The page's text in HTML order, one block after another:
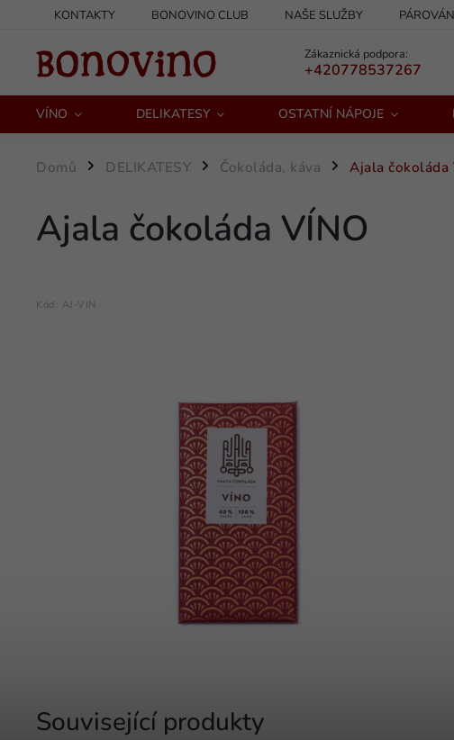
KONTAKTY BONOVINO CLUB NAŠE SLUŽBY
Zákaznická podpora:
+420778537267
VÍNO DELIKATESY OSTATNÍ NÁPOJE
Domů / DELIKATESY / Čokoláda, káva / Ajala čokoláda
Ajala čokoláda VÍNO
Kód: AJ-VIN
Související produkty